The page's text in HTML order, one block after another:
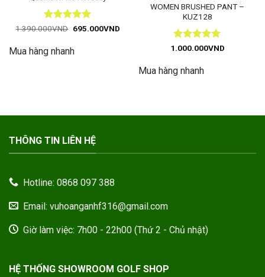
Được xếp
sao
1.390.000VND Giá
1.390.000VND.
695.000VNDGiá
Mua hàng nhanh
WOMEN BRUSHED PANT –
KUZ128
Được xếp
sao
1.000.000VND
Mua hàng nhanh
THÔNG TIN LIÊN HỆ
Hotline: 0868 097 388
Email: vuhoanganhf316@gmail.com
Giờ làm việc: 7h00 - 22h00 (Thứ 2 - Chủ nhật)
HỆ THỐNG SHOWROOM GOLF SHOP